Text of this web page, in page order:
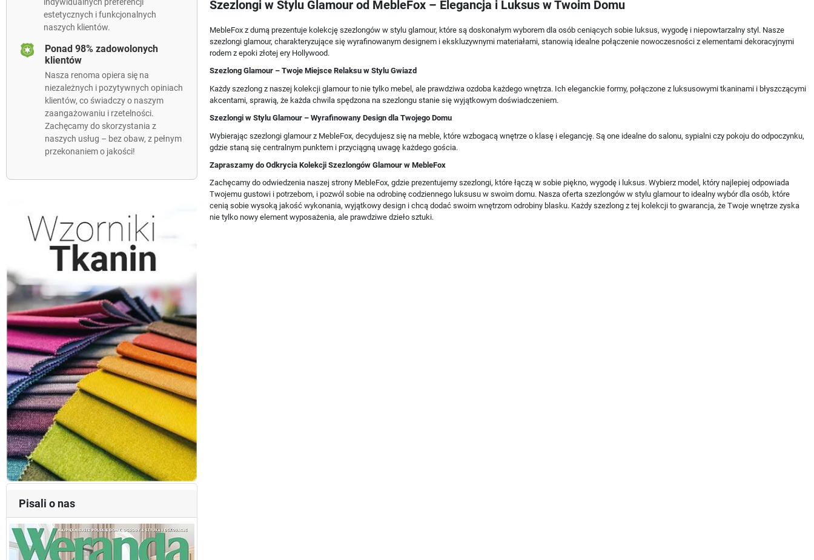
indywidualnych preferencji
estetycznych i funkcjonalnych
naszych klientów.
Ponad 98% zadowolonych
klientów
Nasza renoma opiera się na
niezależnych i pozytywnych opiniach
klientów, co świadczy o naszym
zaangażowaniu i rzetelności.
Zachęcamy do skorzystania z
naszych usług – bez obaw, z pełnym
przekonaniem o jakości!
Pisali o nas
Szezlongi w Stylu Glamour od MebleFox – Elegancja i Luksus w Twoim Domu
MebleFox z dumą prezentuje kolekcję szezlongów w stylu glamour, które są doskonałym wyborem dla osób ceniących sobie luksus, wygodę i niepowtarzalny styl. Nasze
szezlongi glamour, charakteryzujące się wyrafinowanym designem i ekskluzywnymi materiałami, stanowią idealne połączenie nowoczesności z elementami dekoracyjnymi
rodem z epoki złotej ery Hollywood.
Szezlong Glamour – Twoje Miejsce Relaksu w Stylu Gwiazd
Każdy szezlong z naszej kolekcji glamour to nie tylko mebel, ale prawdziwa ozdoba każdego wnętrza. Ich eleganckie formy, połączone z luksusowymi tkaninami i błyszczącymi
akcentami, sprawią, że każda chwila spędzona na szezlongu stanie się wyjątkowym doświadczeniem.
Szezlongi w Stylu Glamour – Wyrafinowany Design dla Twojego Domu
Wybierając szezlongi glamour z MebleFox, decydujesz się na meble, które wzbogacą wnętrze o klasę i elegancję. Są one idealne do salonu, sypialni czy pokoju do odpoczynku,
gdzie staną się centralnym punktem i przyciągną uwagę każdego gościa.
Zapraszamy do Odkrycia Kolekcji Szezlongów Glamour w MebleFox
Zachęcamy do odwiedzenia naszej strony MebleFox, gdzie prezentujemy szezlongi, które łączą w sobie piękno, wygodę i luksus. Wybierz model, który najlepiej odpowiada
Twojemu gustowi i potrzebom, i pozwól sobie na odrobinę codziennego luksusu w swoim domu. Nasza oferta szezlongów w stylu glamour to idealny wybór dla osób, które
cenią sobie wysoką jakość wykonania, wyjątkowy design i chcą dodać swoim wnętrzom odrobiny blasku. Każdy szezlong z tej kolekcji to gwarancja, że Twoje wnętrze zyska
nie tylko nowy element wyposażenia, ale prawdziwe dzieło sztuki.